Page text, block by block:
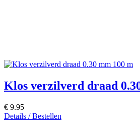
Klos verzilverd draad
€ 9.95
Details / Bestellen